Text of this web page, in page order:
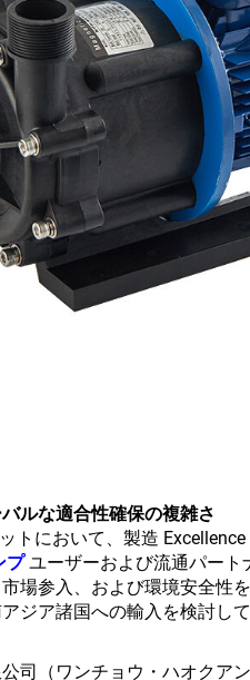
ルな適合性確保の複雑さ
トにおいて、製造
プユーザーおよび流通パート
場参入、および環境安全性
ジア諸国への輸入を検討し
司（ワンチョウ・ハオクア